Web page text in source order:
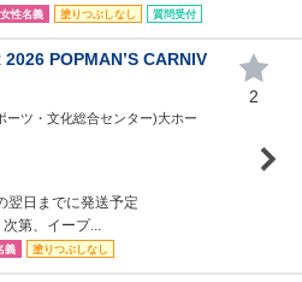
女性名義 塗りつぶしなし 質問受付
POPMAN’S CARNIV
ーツ・文化総合センター)大ホー
翌日までに発送予定
第、イープ...
義 塗りつぶしなし
2